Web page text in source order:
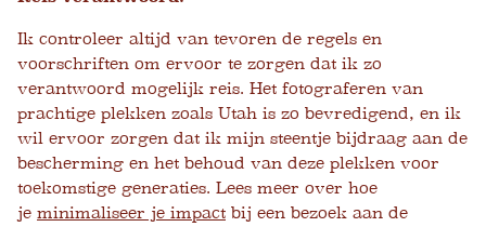
Ik controleer altijd van tevoren de regels en
voorschriften om ervoor te zorgen dat ik zo
verantwoord mogelijk reis. Het fotograferen van
prachtige plekken zoals Utah is zo bevredigend, en ik
wil ervoor zorgen dat ik mijn steentje bijdraag aan de
bescherming en het behoud van deze plekken voor
toekomstige generaties. Lees meer over hoe
je minimaliseer je impact bij een bezoek aan de